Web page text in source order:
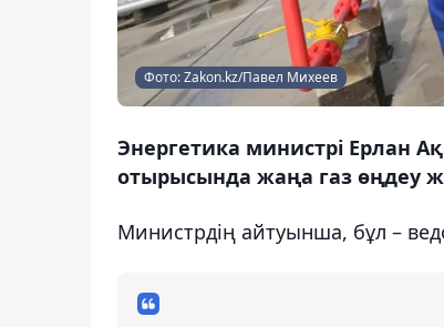
Фото: Zakon.kz/Павел Михеев
Энергетика министрі Ерлан
отырысында жаңа газ өңдеу
Министрдің айтуынша, бұл –